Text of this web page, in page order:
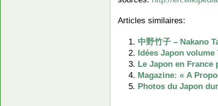
Articles similaires:
中野竹子 – Nakano
Idées Japon volume
Le Japon en France
Magazine: « A
Photos du Japon